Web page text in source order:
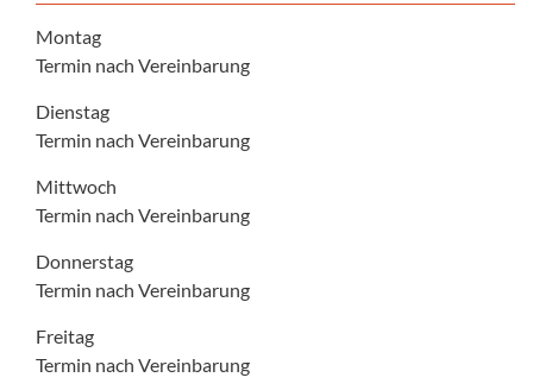
Montag
Termin nach Vereinbarung
Dienstag
Termin nach Vereinbarung
Mittwoch
Termin nach Vereinbarung
Donnerstag
Termin nach Vereinbarung
Freitag
Termin nach Vereinbarung